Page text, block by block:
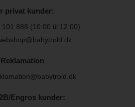
privat kunder:
101 888 (10:00 til 12:00)
Reklamation
Engros kunder: